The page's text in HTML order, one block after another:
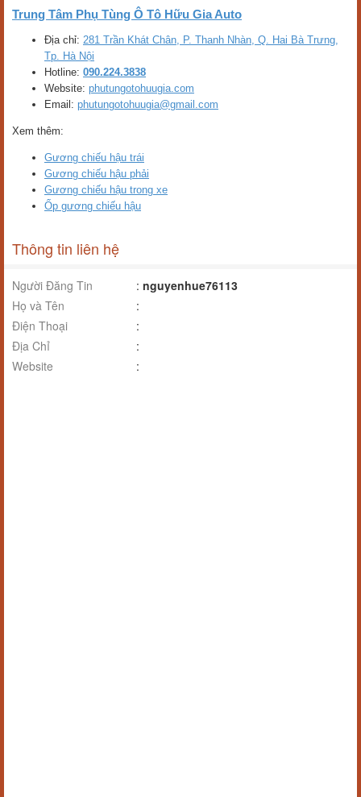
Trung Tâm Phụ Tùng Ô Tô Hữu Gia Auto
Địa chỉ: 281 Trần Khát Chân, P. Thanh Nhàn, Q. Hai Bà Trưng,
Tp. Hà Nội
Hotline: 090.224.3838
Website: phutungotohuugia.com
Email: phutungotohuugia@gmail.com
Xem thêm:
Gương chiếu hậu trái
Gương chiếu hậu phải
Gương chiếu hậu trong xe
Ốp gương chiếu hậu
Thông tin liên hệ
Người Đăng Tin : nguyenhue76113
Họ và Tên
:
Điện Thoại
:
Địa Chỉ
:
Website
: